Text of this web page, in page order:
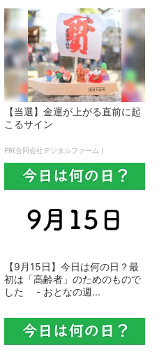
【当選】金運が上がる直前に起
こるサイン
PR(合同会社デジタルファーム )
【9月15日】今日は何の日？最
初は「高齢者」のためのもので
した - おとなの週...